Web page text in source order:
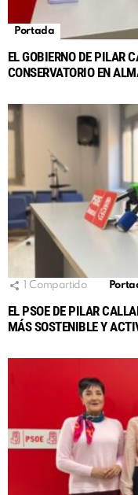
Portada
EL GOBIERNO DE PILAR
CONSERVATORIO EN
Compartido
EL PSOE DE PILAR
MÁS SOSTENIBLE Y